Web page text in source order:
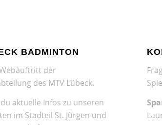
BADMINTON
der
des MTV Lübeck.
aktuelle Infos zu unseren
im Stadteil St. Jürgen und